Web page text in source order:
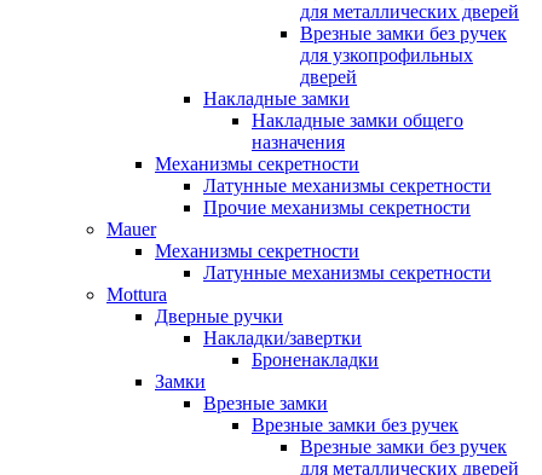
для металлических дверей
Врезные замки без ручек
для узкопрофильных
дверей
Накладные замки
Накладные замки общего
назначения
Механизмы секретности
Латунные механизмы секретности
Прочие механизмы секретности
Mauer
Механизмы секретности
Латунные механизмы секретности
Mottura
Дверные ручки
Накладки/завертки
Броненакладки
Замки
Врезные замки
Врезные замки без ручек
Врезные замки без ручек
для металлических дверей